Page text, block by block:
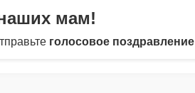
мам!
голосовое поздравление